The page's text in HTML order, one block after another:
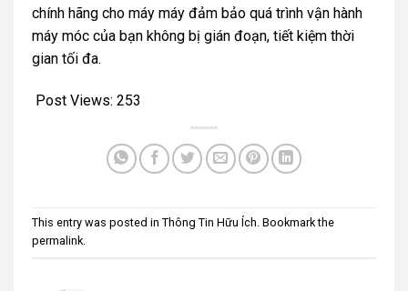
chính hãng cho máy máy đảm bảo quá trình vận hành
máy móc của bạn không bị gián đoạn, tiết kiệm thời
gian tối đa.
Post Views: 253
This entry was posted in Thông Tin Hữu Ích. Bookmark the
permalink.